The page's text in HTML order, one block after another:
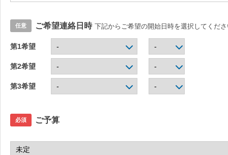
任意 ご希望連絡日時 下記からご希望の開始日時を選択してくだ
第1希望
第2希望
第3希望
必須 ご予算